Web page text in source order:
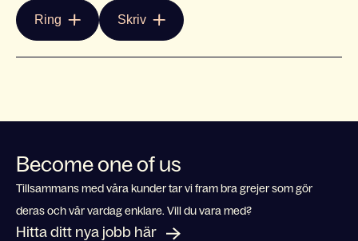
Ring Skriv
Become one of us
Tillsammans med våra kunder tar vi fram bra grejer som gör
deras och vår vardag enklare. Vill du vara med?
Hitta ditt nya jobb här